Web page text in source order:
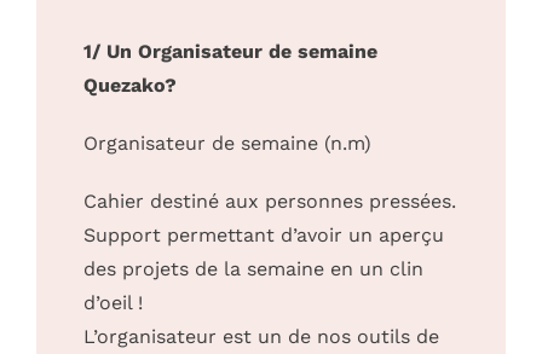
1/ Un Organisateur de semaine
Quezako?
Organisateur de semaine (n.m)
Cahier destiné aux personnes pressées.
Support permettant d’avoir un aperçu
des projets de la semaine en un clin
d’oeil !
L’organisateur est un de nos outils de